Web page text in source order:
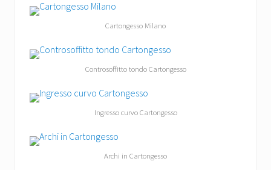
Cartongesso Milano
Controsoffitto tondo Cartongesso
Ingresso curvo Cartongesso
Archi in Cartongesso